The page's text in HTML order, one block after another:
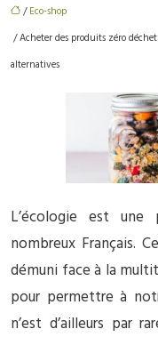
/Eco-shop
/ Acheter des produits zéro
alternatives
L’écologie est une
nombreux Français.
démuni face à la
pour permettre à
n’est d’ailleurs par